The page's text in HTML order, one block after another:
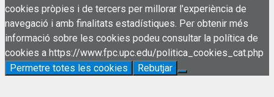
cookies pròpies i de tercers per millorar l'experiència de
navegació i amb finalitats estadístiques. Per obtenir més
informació sobre les cookies podeu consultar la política de
cookies a https://www.fpc.upc.edu/politica_cookies_cat.php
Permetre totes les cookies
Rebutjar